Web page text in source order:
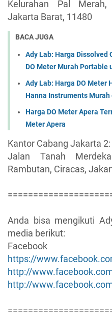
Kelurahan Pal
Jakarta Barat, 11480
BACA JUGA
Ady Lab: Harga Dissolved
DO Meter Murah Portable
Ady Lab: Harga DO Meter
Hanna Instruments Murah
Harga DO Meter Apera
Meter Apera
Kantor Cabang Jakarta 2:
Jalan Tanah
Rambutan, Ciracas,
Anda bisa mengikuti
media berikut:
Facebook
https://
http://
http://